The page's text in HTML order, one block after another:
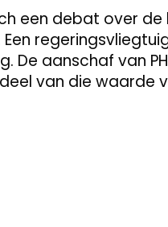
een debat over de
De aanschaf van
van die